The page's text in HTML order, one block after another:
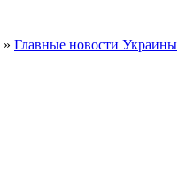
» Главные новости Украины